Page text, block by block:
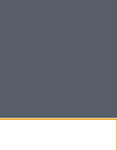
para captar la